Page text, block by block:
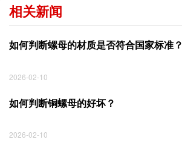
相关新闻
如何判断螺母的材质是否符合国家标准？
2026-02-10
如何判断铜螺母的好坏？
2026-02-10